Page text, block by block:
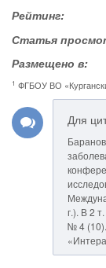
Рейтинг:
Статья
Размещено в:
1 ФГБОУ ВО
Для
г.). В 2
№ 4 (10).